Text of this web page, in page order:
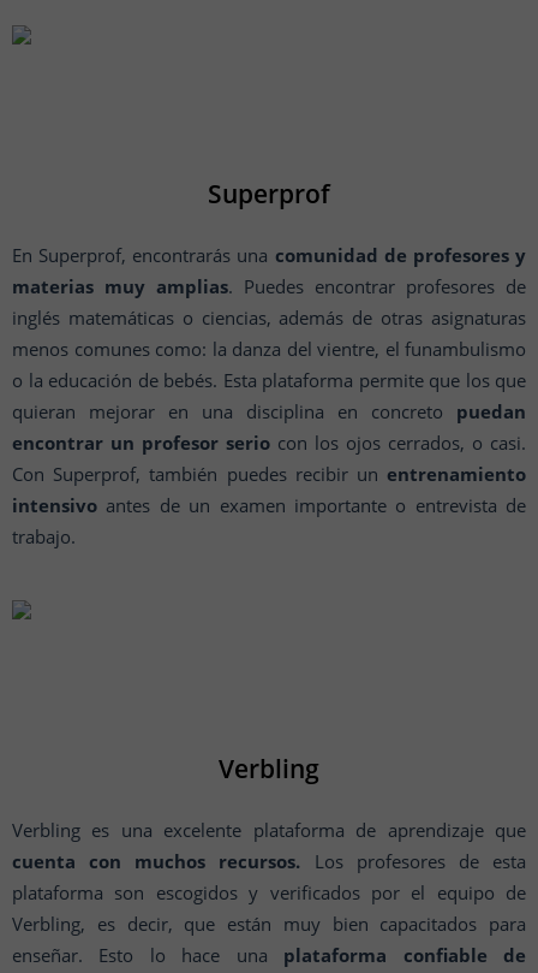
Superprof
En Superprof, encontrarás una comunidad de profesores y
materias muy amplias. Puedes encontrar profesores de
inglés matemáticas o ciencias, además de otras asignaturas
menos comunes como: la danza del vientre, el funambulismo
o la educación de bebés. Esta plataforma permite que los que
quieran mejorar en una disciplina en concreto puedan
encontrar un profesor serio con los ojos cerrados, o casi.
Con Superprof, también puedes recibir un entrenamiento
intensivo antes de un examen importante o entrevista de
trabajo.
Verbling
Verbling es una excelente plataforma de aprendizaje que
cuenta con muchos recursos. Los profesores de esta
plataforma son escogidos y verificados por el equipo de
Verbling, es decir, que están muy bien capacitados para
enseñar. Esto lo hace una plataforma confiable de